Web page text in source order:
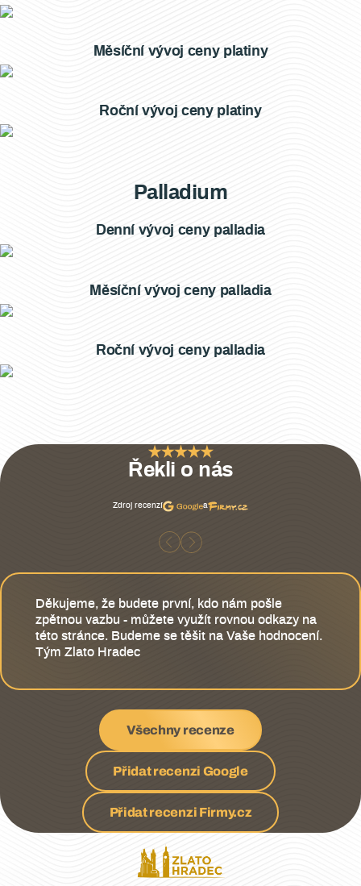
Měsíční vývoj ceny platiny
Roční vývoj ceny platiny
Palladium
Denní vývoj ceny palladia
Měsíční vývoj ceny palladia
Roční vývoj ceny palladia
Řekli o nás
Zdroj recenzí a
Děkujeme, že budete první, kdo nám pošle
zpětnou vazbu - můžete využít rovnou odkazy na
této stránce. Budeme se těšit na Vaše hodnocení.
Tým Zlato Hradec
Všechny recenze
Přidat recenzi Google
Přidat recenzi Firmy.cz